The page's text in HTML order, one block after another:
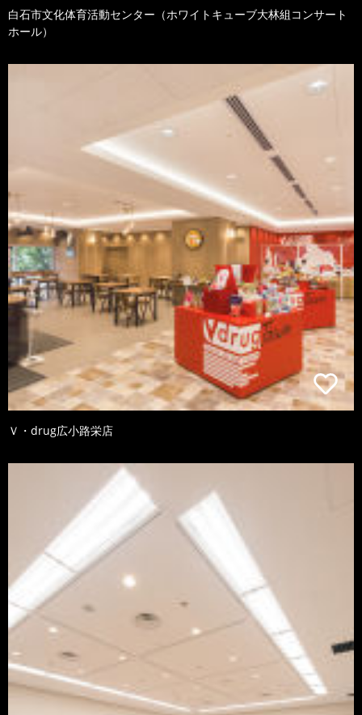
白石市文化体育活動センター（ホワイトキューブ大林組コンサート
ホール）
Ｖ・drug広小路栄店